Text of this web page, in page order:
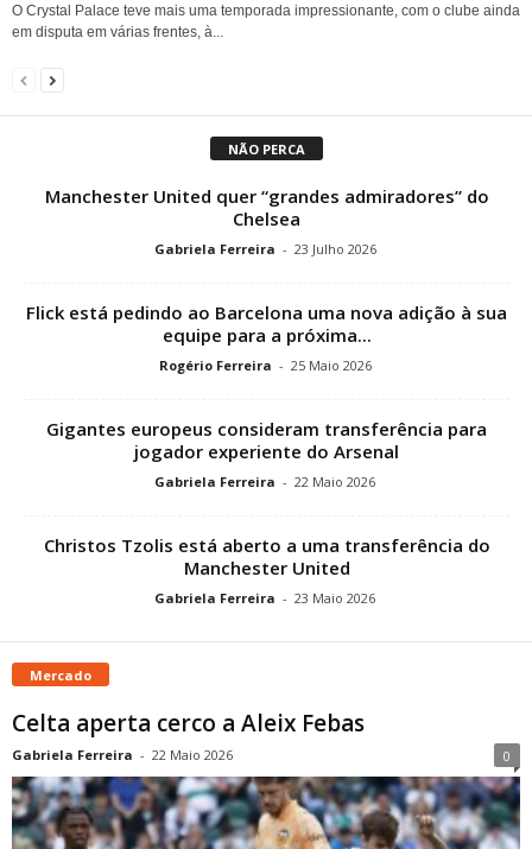
O Crystal Palace teve mais uma temporada impressionante, com o clube ainda
em disputa em várias frentes, à...
NÃO PERCA
Manchester United quer “grandes admiradores” do
Chelsea
Gabriela Ferreira - 23 Julho 2026
Flick está pedindo ao Barcelona uma nova adição à sua
equipe para a próxima...
Rogério Ferreira - 25 Maio 2026
Gigantes europeus consideram transferência para
jogador experiente do Arsenal
Gabriela Ferreira - 22 Maio 2026
Christos Tzolis está aberto a uma transferência do
Manchester United
Gabriela Ferreira - 23 Maio 2026
Mercado
Celta aperta cerco a Aleix Febas
Gabriela Ferreira - 22 Maio 2026 0